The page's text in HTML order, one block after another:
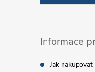
Informace
Jak nakupovat